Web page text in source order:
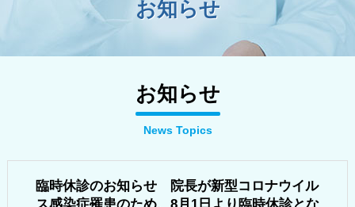
お知らせ
お知らせ
News Topics
臨時休診のお知らせ 院長が新型コロナウイル